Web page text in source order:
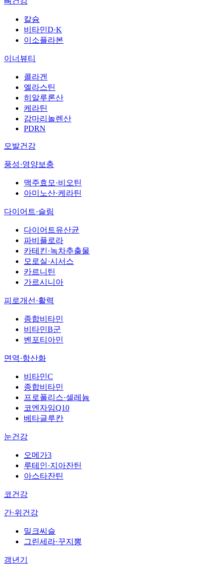
칼슘
비타민D·K
이소플라본
이너뷰티
콜라겐
엘라스틴
히알루론산
케라틴
감마리놀렌산
PDRN
모발건강
풍성·영양보충
맥주효모·비오틴
아미노산·케라틴
다이어트·슬림
다이어트유산균
파비플로라
카테킨·녹차추출물
모로실·시서스
카르니틴
가르시니아
피로개선·활력
종합비타민
비타민B군
벤포티아민
면역·항산화
비타민C
종합비타민
프로폴리스·셀레늄
코엔자임Q10
베타글루칸
눈건강
오메가3
루테인·지아잔틴
아스타잔틴
코건강
간·위건강
밀크씨슬
그린세라·꾸지뽕
갱년기